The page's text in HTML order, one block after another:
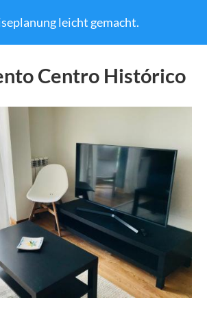
leicht gemacht.
Centro Histórico